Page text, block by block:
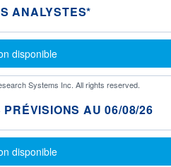
ANALYSTES*
disponible
Systems Inc. All rights reserved.
PRÉVISIONS AU 06/08/26
disponible